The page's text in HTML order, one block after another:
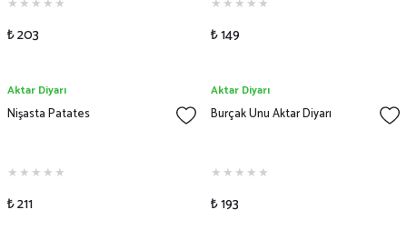
₺ 203 ₺ 149
Aktar Diyarı
Nişasta Patates
₺ 211
Aktar Diyarı
Burçak Unu Aktar Diyarı
₺ 193